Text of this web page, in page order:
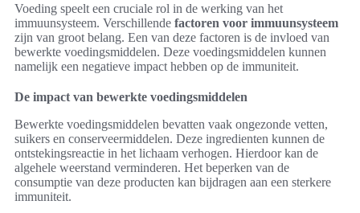
Voeding speelt een cruciale rol in de werking van het
immuunsysteem. Verschillende factoren voor immuunsysteem
zijn van groot belang. Een van deze factoren is de invloed van
bewerkte voedingsmiddelen. Deze voedingsmiddelen kunnen
namelijk een negatieve impact hebben op de immuniteit.
De impact van bewerkte voedingsmiddelen
Bewerkte voedingsmiddelen bevatten vaak ongezonde vetten,
suikers en conserveermiddelen. Deze ingredienten kunnen de
ontstekingsreactie in het lichaam verhogen. Hierdoor kan de
algehele weerstand verminderen. Het beperken van de
consumptie van deze producten kan bijdragen aan een sterkere
immuniteit.